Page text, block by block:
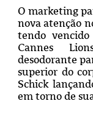
O marketing
nova atenção
tendo
Cannes
desodorante
superior do
Schick
em torno de